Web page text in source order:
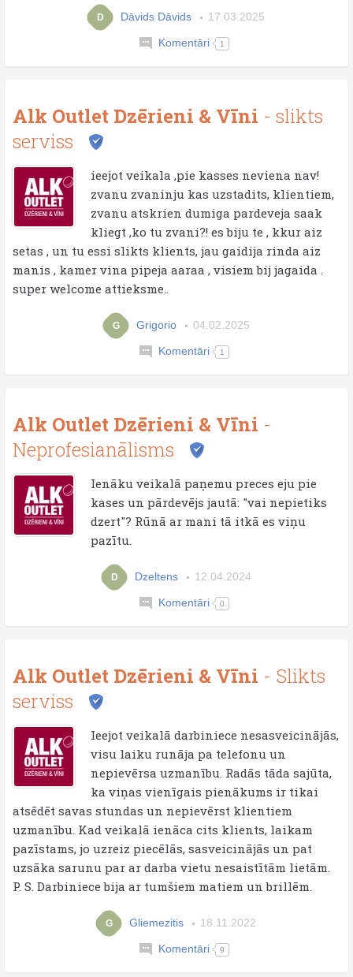
D Dāvids Dāvids 17.03.2025
Komentāri 1
Alk Outlet Dzērieni & Vīni - slikts
serviss
ieejot veikala ,pie kasses neviena nav!
zvanu zvaninju kas uzstadits, klientiem,
zvanu atskrien dumiga pardeveja saak
kliegt ,ko tu zvani?! es biju te , kkur aiz
setas , un tu essi slikts klients, jau gaidija rinda aiz
manis , kamer vina pipeja aaraa , visiem bij jagaida .
super welcome attieksme..
G Grigorio 04.02.2025
Komentāri 1
Alk Outlet Dzērieni & Vīni -
Neprofesianālisms
Ienāku veikalā paņemu preces eju pie
kases un pārdevējs jautā: "vai nepietiks
dzert"? Rūnā ar mani tā itkā es viņu
pazītu.
D Dzeltens 12.04.2024
Komentāri 0
Alk Outlet Dzērieni & Vīni - Slikts
serviss
Ieejot veikalā darbiniece nesasveicinājās,
visu laiku runāja pa telefonu un
nepievērsa uzmanību. Radās tāda sajūta,
ka viņas vienīgais pienākums ir tikai
atsēdēt savas stundas un nepievērst klientiem
uzmanību. Kad veikalā ienāca cits klients, laikam
pazīstams, jo uzreiz piecēlās, sasveicinājās un pat
uzsāka sarunu par ar darba vietu nesaistītām lietām.
P. S. Darbiniece bija ar tumšiem matiem un brillēm.
G Gliemezitis 18.11.2022
Komentāri 9